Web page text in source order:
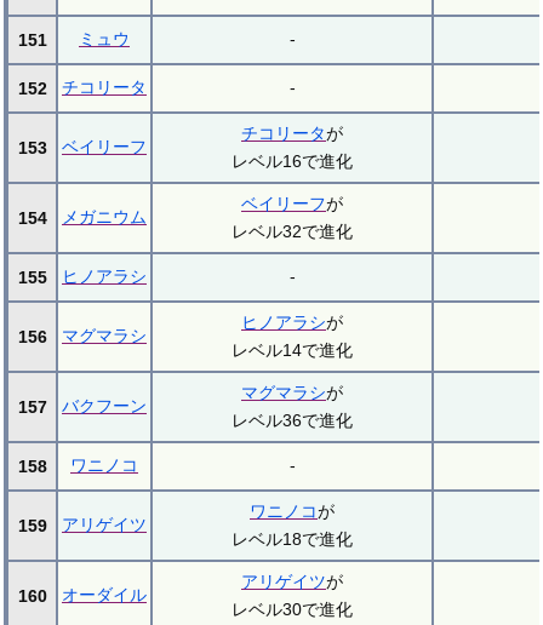
151 ミュウ -
152 チコリータ -
153 ベイリーフ
チコリータが
レベル16で進化
154 メガニウム
ベイリーフが
レベル32で進化
155 ヒノアラシ -
156 マグマラシ
ヒノアラシが
レベル14で進化
157 バクフーン
マグマラシが
レベル36で進化
158 ワニノコ -
159 アリゲイツ
ワニノコが
レベル18で進化
160 オーダイル
アリゲイツが
レベル30で進化